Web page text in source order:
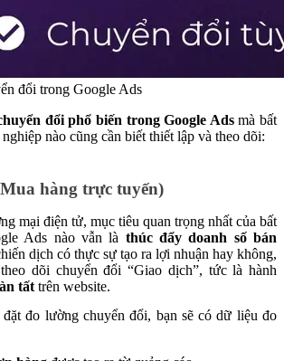
đổi trong Google Ads
đổi phổ biến trong Google Adsmà bất
nào cũng cần biết thiết lập và theo dõi:
hàng trực tuyến)
mại điện tử, mục tiêu quan trọng nhất của bất
Ads nào vẫn là thúc đẩy doanh số bán
dịch có thực sự tạo ra lợi nhuận hay không,
dõi chuyển đổi “Giao dịch”, tức là hành
tất trên website.
đo lường chuyển đổi, bạn sẽ có dữ liệu đo